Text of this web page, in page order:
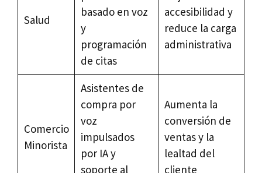
Salud
basado en voz
y
programación
de citas
accesibilidad y
reduce la carga
administrativa
Comercio
Minorista
Asistentes de
compra por
voz
impulsados
por IA y
soporte al
Aumenta la
conversión de
ventas y la
lealtad del
cliente